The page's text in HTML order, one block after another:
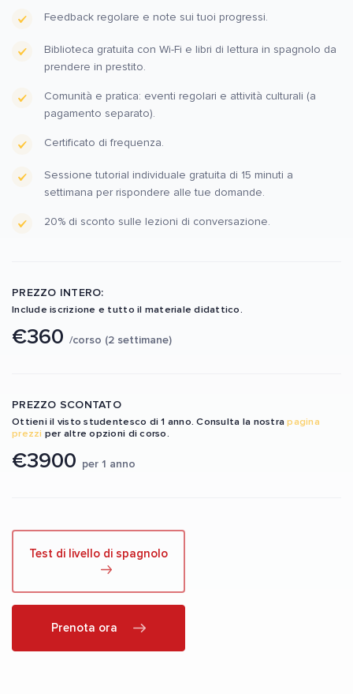
Feedback regolare e note sui tuoi progressi.
Biblioteca gratuita con Wi-Fi e libri di lettura in spagnolo da
prendere in prestito.
Comunità e pratica: eventi regolari e attività culturali (a
pagamento separato).
Certificato di frequenza.
Sessione tutorial individuale gratuita di 15 minuti a
settimana per rispondere alle tue domande.
20% di sconto sulle lezioni di conversazione.
PREZZO INTERO:
Include iscrizione e tutto il materiale didattico.
€360 /corso (2 settimane)
PREZZO SCONTATO
Ottieni il visto studentesco di 1 anno. Consulta la nostra pagina
prezzi per altre opzioni di corso.
€3900 per 1 anno
Prenota ora
Test di livello di spagnolo